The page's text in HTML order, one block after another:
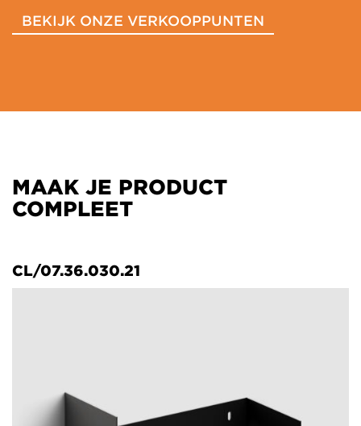
BEKIJK ONZE VERKOOPPUNTEN
MAAK JE PRODUCT
COMPLEET
CL/07.36.030.21